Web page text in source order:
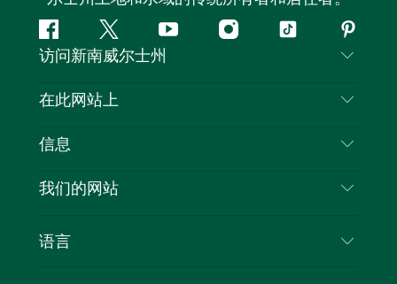
Facebook叽
叽
喳
YouTubeInstagram
抖
访问新南威尔士州
联系我们
隐私
Cookie 通知
在此网站上
目的地
新南威尔士州公路旅行
活动
信息
旅行信息
新南威尔士州的商业
我们的网站
语言